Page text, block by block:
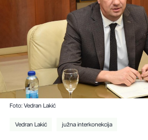
Foto: Vedran Lakić
Vedran Lakić južna interkonekcija